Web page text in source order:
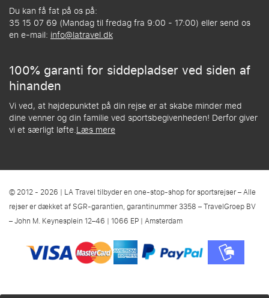
Du kan få fat på os på:
35 15 07 69 (Mandag til fredag fra 9:00 - 17:00) eller send os
en e-mail: info@latravel.dk
100% garanti for siddepladser ved siden af
hinanden
Vi ved, at højdepunktet på din rejse er at skabe minder med
dine venner og din familie ved sportsbegivenheden! Derfor giver
vi et særligt løfte.Læs mere
© 2012 - 2026 | LA Travel tilbyder en one-stop-shop for sportsrejser – Alle
rejser er dækket af SGR-garantien, garantinummer 3358 – TravelGroep BV
– John M. Keynesplein 12–46 | 1066 EP | Amsterdam